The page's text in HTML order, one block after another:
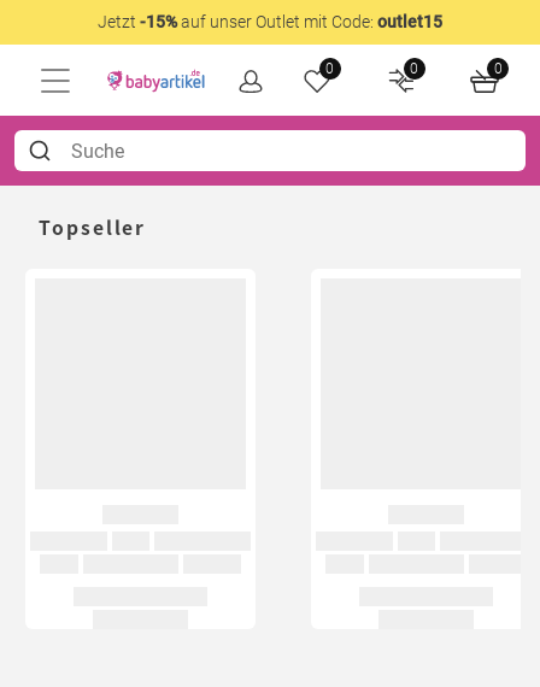
Jetzt -15%auf unser Outlet mit Code: outlet15
0 0 0
Topseller